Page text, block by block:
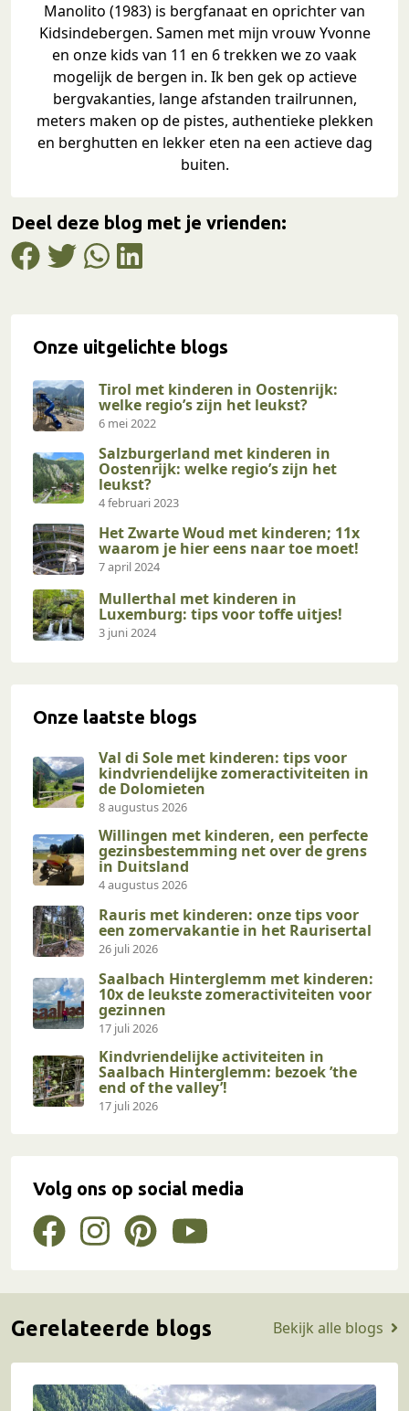
Manolito (1983) is bergfanaat en oprichter van
Kidsindebergen. Samen met mijn vrouw Yvonne
en onze kids van 11 en 6 trekken we zo vaak
mogelijk de bergen in. Ik ben gek op actieve
bergvakanties, lange afstanden trailrunnen,
meters maken op de pistes, authentieke plekken
en berghutten en lekker eten na een actieve dag
buiten.
Deel deze blog met je vrienden:
Onze uitgelichte blogs
Tirol met kinderen in Oostenrijk:
welke regio’s zijn het leukst?
6 mei 2022
Salzburgerland met kinderen in
Oostenrijk: welke regio’s zijn het
leukst?
4 februari 2023
Het Zwarte Woud met kinderen; 11x
waarom je hier eens naar toe moet!
7 april 2024
Mullerthal met kinderen in
Luxemburg: tips voor toffe uitjes!
3 juni 2024
Onze laatste blogs
Val di Sole met kinderen: tips voor
kindvriendelijke zomeractiviteiten in
de Dolomieten
8 augustus 2026
Willingen met kinderen, een perfecte
gezinsbestemming net over de grens
in Duitsland
4 augustus 2026
Rauris met kinderen: onze tips voor
een zomervakantie in het Raurisertal
26 juli 2026
Saalbach Hinterglemm met kinderen:
10x de leukste zomeractiviteiten voor
gezinnen
17 juli 2026
Kindvriendelijke activiteiten in
Saalbach Hinterglemm: bezoek ’the
end of the valley’!
17 juli 2026
Volg ons op social media
Gerelateerde blogs Bekijk alle blogs